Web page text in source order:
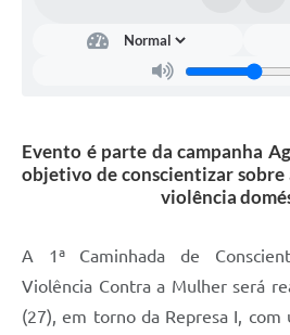
Listagem dos CEPs de Vinhedo
Associação dos Servidores Públicos
Evento é parte da campanha
objetivo de conscientizar sobre
violência
A 1ª Caminhada de
Violência Contra a Mulher será
(27), em torno da Represa I,